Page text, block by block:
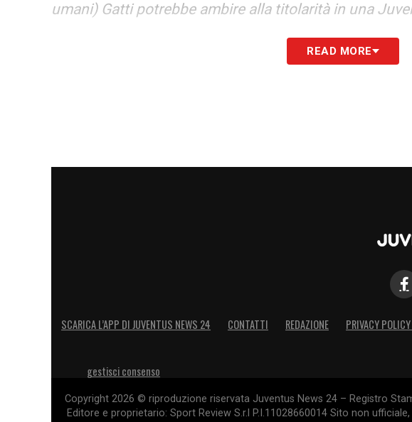
umani) Gatti potrebbe ambire alla titolarità in una
LA PLAYLIST DELLE NOSTRE TOP NEWSREAD MORE
SCARICA L’APP DI JUVENTUS NEWS 24 CONTATTI REDAZIONE PRIVACY
gestisci consenso
Copyright 2026 © riproduzione riservata Juventus News 24 – Registro
Editore e proprietario: Sport Review S.r.l P.I.11028660014 Sito non